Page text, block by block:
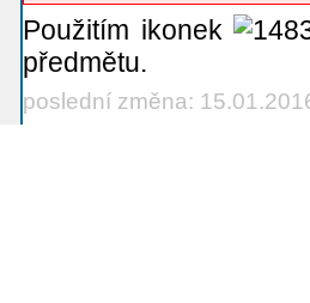
Použitím ikonek
předmětu.
poslední změna: